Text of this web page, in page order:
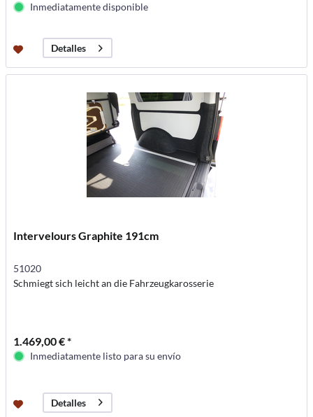
Inmediatamente disponible
Detalles
Intervelours Graphite 191cm
51020
Schmiegt sich leicht an die Fahrzeugkarosserie
1.469,00 € *
Inmediatamente listo para su envío
Detalles